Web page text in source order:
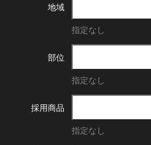
地域
指定なし
部位
指定なし
採用商品
指定なし